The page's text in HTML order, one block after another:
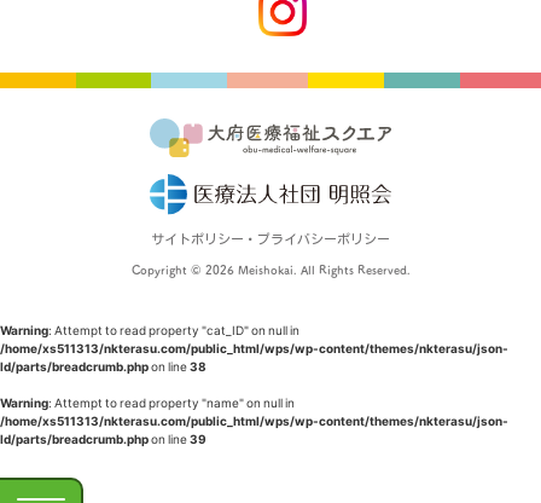
サイトポリシー・プライバシーポリシー
Copyright © 2026 Meishokai. All Rights Reserved.
Warning: Attempt to read property "cat_ID" on null in
/home/xs511313/nkterasu.com/public_html/wps/wp-content/themes/nkterasu/json-
ld/parts/breadcrumb.phpon line38
Warning: Attempt to read property "name" on null in
/home/xs511313/nkterasu.com/public_html/wps/wp-content/themes/nkterasu/json-
ld/parts/breadcrumb.phpon line39